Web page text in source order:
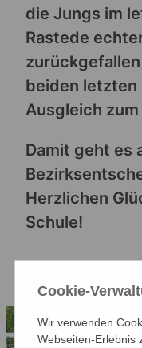
die Jungs im
Rastede
beiden letzten
Ausgleich zum
Damit geht es
Herzlichen
Schule!
Cookie-
Wir verwenden
Webseiten-Erlebnis